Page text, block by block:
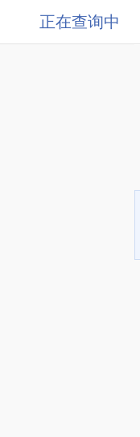
正在查询中